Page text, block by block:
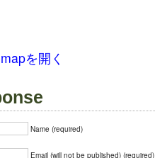
を開く
Name (required)
Email (will not be published) (required)